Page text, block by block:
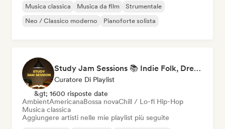
Musica classica Musica da film
Strumentale
Neo / Classico moderno
Pianoforte solista
Study Jam Sessions 📚 Indie Folk, Dream Pop & Singer-Songwriter
Curatore Di Playlist
&gt; 1600 risposte date
AmbientAmericanaBossa novaChill / Lo-fi Hip-Hop
Musica classica
Aggiungere artisti nelle mie playlist più seguite